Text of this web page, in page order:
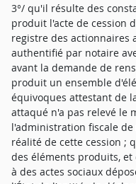
3°/ qu'il résulte des
produit l'acte de cession
registre des actionnaires
authentifié par notaire
avant la demande de
produit un ensemble
équivoques attestant de
attaqué n'a pas relevé le
l'administration fiscale
réalité de cette cession ;
des éléments produits,
à des actes sociaux